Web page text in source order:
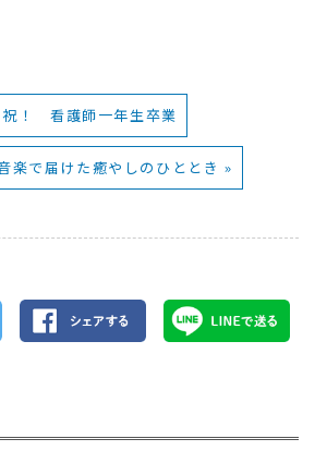
！ 看護師一年生卒業
楽で届けた癒やしのひととき »